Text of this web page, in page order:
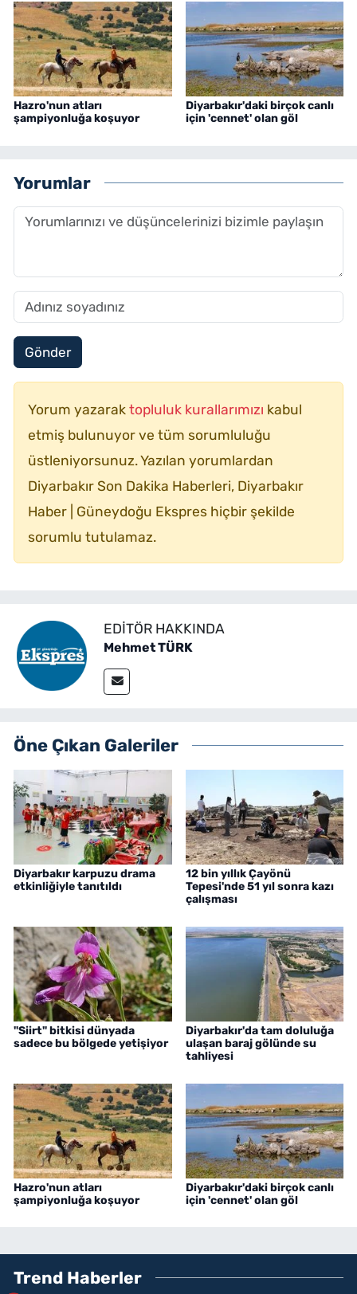
Hazro'nun atları
şampiyonluğa koşuyor
Diyarbakır'daki birçok canlı
için 'cennet' olan göl
Yorumlar
Gönder
Yorum yazarak topluluk kurallarımızı kabul
etmiş bulunuyor ve tüm sorumluluğu
üstleniyorsunuz. Yazılan yorumlardan
Diyarbakır Son Dakika Haberleri, Diyarbakır
Haber | Güneydoğu Ekspres hiçbir şekilde
sorumlu tutulamaz.
EDITÖR HAKKINDA
Mehmet TÜRK
Öne Çıkan Galeriler
Diyarbakır karpuzu drama
etkinliğiyle tanıtıldı
12 bin yıllık Çayönü
Tepesi'nde 51 yıl sonra kazı
çalışması
"Siirt" bitkisi dünyada
sadece bu bölgede yetişiyor
Diyarbakır'da tam doluluğa
ulaşan baraj gölünde su
tahliyesi
Hazro'nun atları
şampiyonluğa koşuyor
Diyarbakır'daki birçok canlı
için 'cennet' olan göl
Trend Haberler